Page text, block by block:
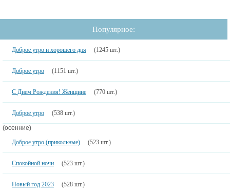
Популярное:
Доброе утро и хорошего дня (1245 шт.)
Доброе утро (1151 шт.)
С Днем Рождения! Женщине (770 шт.)
Доброе утро (538 шт.)
(осенние)
Доброе утро (прикольные)
(523 шт.)
Спокойной ночи (523 шт.)
Новый год 2023 (528 шт.)